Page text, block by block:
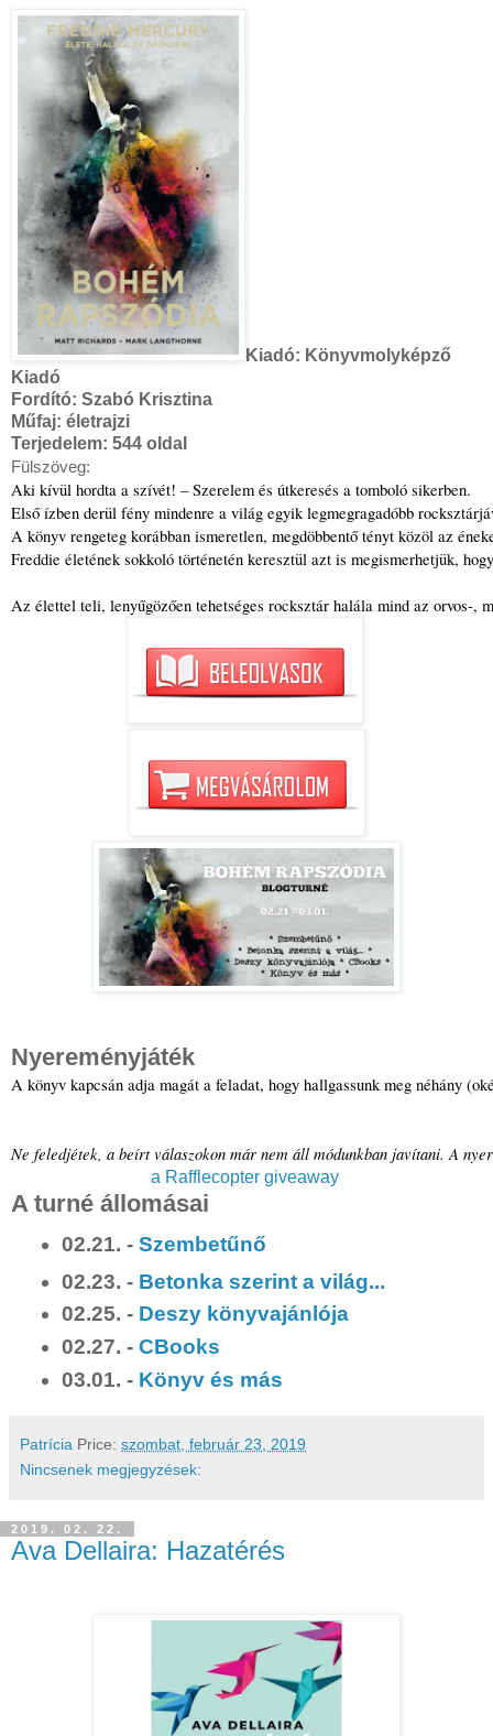
Kiadó: Könyvmolyképző
Kiadó
Fordító: Szabó Krisztina
Műfaj: életrajzi
Terjedelem: 544 oldal
Fülszöveg:
Aki kívül hordta a szívét! – Szerelem és útkeresés a tomboló sikerben.
Első ízben derül fény mindenre a világ egyik legmegragadóbb
A könyv rengeteg korábban ismeretlen, megdöbbentő tényt közöl az
Freddie életének sokkoló történetén keresztül azt is megismerhetjük,
Az élettel teli, lenyűgözően tehetséges rocksztár halála mind az orvos-,
Nyereményjáték
A könyv kapcsán adja magát a feladat, hogy hallgassunk meg néhány
Ne feledjétek, a beírt válaszokon már nem áll módunkban javítani. A
a Rafflecopter giveaway
A turné állomásai
02.21. -Szembetűnő
02.23. - Betonka szerint a világ...
02.25. - Deszy könyvajánlója
02.27. -CBooks
03.01. - Könyv és más
Patrícia Price: szombat, február 23, 2019
Nincsenek megjegyzések:
2019. 02. 22.
Ava Dellaira: Hazatérés